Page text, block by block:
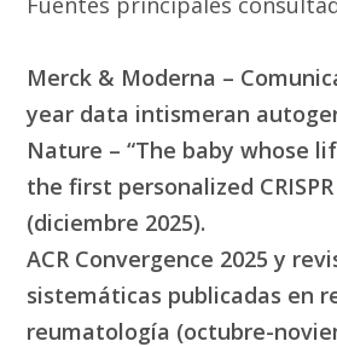
Merck & Moderna –
year data intismeran
Nature – “The baby whose
the first personalized
(diciembre 2025).
ACR Convergence 2025 y
sistemáticas publicadas en
reumatología (octubre-